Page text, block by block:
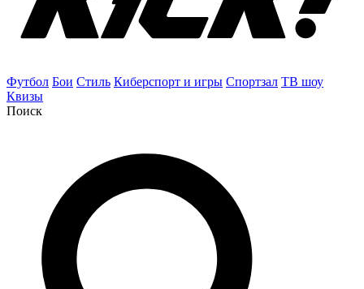
Футбол Бои Стиль Киберспорт и игры Спортзал ТВ шоу
Квизы
Поиск